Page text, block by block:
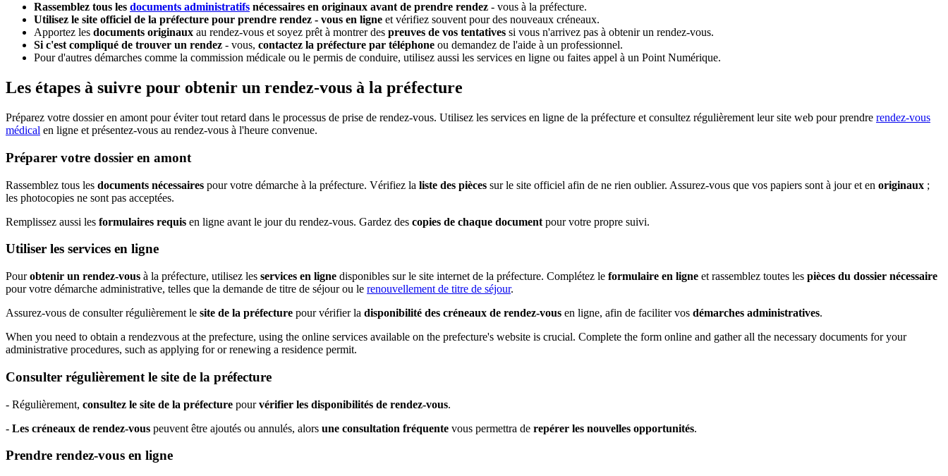
Rassemblez tous les documents administratifs nécessaires en originaux avant de prendre rendez - vous à la préfecture.
Utilisez le site officiel de la préfecture pour prendre rendez - vous en ligne et vérifiez souvent pour des nouveaux créneaux.
Apportez les documents originaux au rendez-vous et soyez prêt à montrer des preuves de vos tentatives si vous n'arrivez pas à obtenir un rendez-vous.
Si c'est compliqué de trouver un rendez - vous, contactez la préfecture par téléphone ou demandez de l'aide à un professionnel.
Pour d'autres démarches comme la commission médicale ou le permis de conduire, utilisez aussi les services en ligne ou faites appel à un Point Numérique.
Les étapes à suivre pour obtenir un rendez-vous à la préfecture
Préparez votre dossier en amont pour éviter tout retard dans le processus de prise de rendez-vous. Utilisez les services en ligne de la préfecture et consultez régulièrement leur site web pour prendre rendez-vous
médical en ligne et présentez-vous au rendez-vous à l'heure convenue.
Préparer votre dossier en amont
Rassemblez tous les documents nécessaires pour votre démarche à la préfecture. Vérifiez la liste des pièces sur le site officiel afin de ne rien oublier. Assurez-vous que vos papiers sont à jour et en originaux ;
les photocopies ne sont pas acceptées.
Remplissez aussi les formulaires requis en ligne avant le jour du rendez-vous. Gardez des copies de chaque document pour votre propre suivi.
Utiliser les services en ligne
Pourobtenir un rendez-vous à la préfecture, utilisez les services en ligne disponibles sur le site internet de la préfecture. Complétez le formulaire en ligne et rassemblez toutes les pièces du dossier nécessaire
pour votre démarche administrative, telles que la demande de titre de séjour ou le renouvellement de titre de séjour.
Assurez-vous de consulter régulièrement le site de la préfecture pour vérifier la disponibilité des créneaux de rendez-vous en ligne, afin de faciliter vos démarches administratives.
When you need to obtain a rendezvous at the prefecture, using the online services available on the prefecture's website is crucial. Complete the form online and gather all the necessary documents for your
administrative procedures, such as applying for or renewing a residence permit.
Consulter régulièrement le site de la préfecture
- Régulièrement, consultez le site de la préfecture pourvérifier les disponibilités de rendez-vous.
- Les créneaux de rendez-vous peuvent être ajoutés ou annulés, alors une consultation fréquente vous permettra de repérer les nouvelles opportunités.
Prendre rendez-vous en ligne